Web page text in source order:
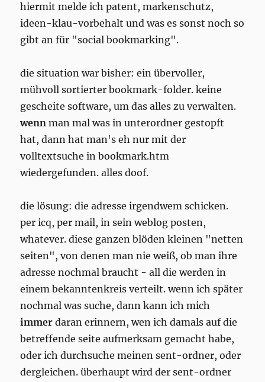
hiermit melde ich patent, markenschutz,
ideen-klau-vorbehalt und was es sonst noch so
gibt an für "social bookmarking".
die situation war bisher: ein übervoller,
mühvoll sortierter bookmark-folder. keine
gescheite software, um das alles zu verwalten.
wenn man mal was in unterordner gestopft
hat, dann hat man's eh nur mit der
volltextsuche in bookmark.htm
wiedergefunden. alles doof.
die lösung: die adresse irgendwem schicken.
per icq, per mail, in sein weblog posten,
whatever. diese ganzen blöden kleinen "netten
seiten", von denen man nie weiß, ob man ihre
adresse nochmal braucht - all die werden in
einem bekanntenkreis verteilt. wenn ich später
nochmal was suche, dann kann ich mich
immer daran erinnern, wen ich damals auf die
betreffende seite aufmerksam gemacht habe,
oder ich durchsuche meinen sent-ordner, oder
dergleichen. überhaupt wird der sent-ordner